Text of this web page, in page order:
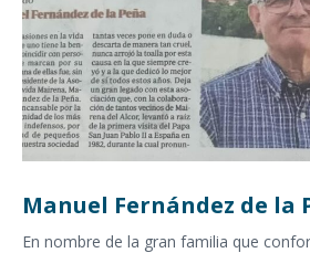
Manuel Fernández de la
En nombre de la gran familia que